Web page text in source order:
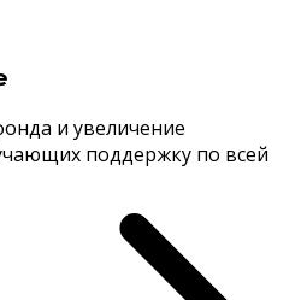
и увеличение
поддержку по всей